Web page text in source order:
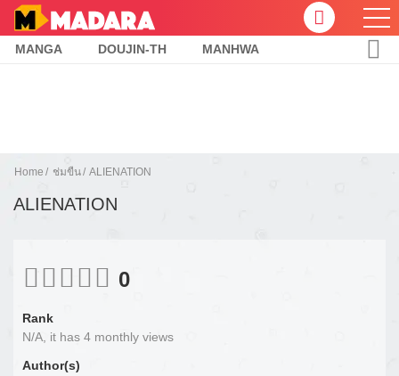
MANGA DOUJIN-TH MANHWA
Home ช่มขืน ALIENATION
ALIENATION
0
Rank
N/A, it has 4 monthly views
Author(s)